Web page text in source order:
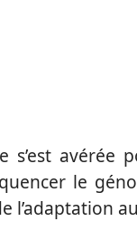
avérée
le
l’adaptation